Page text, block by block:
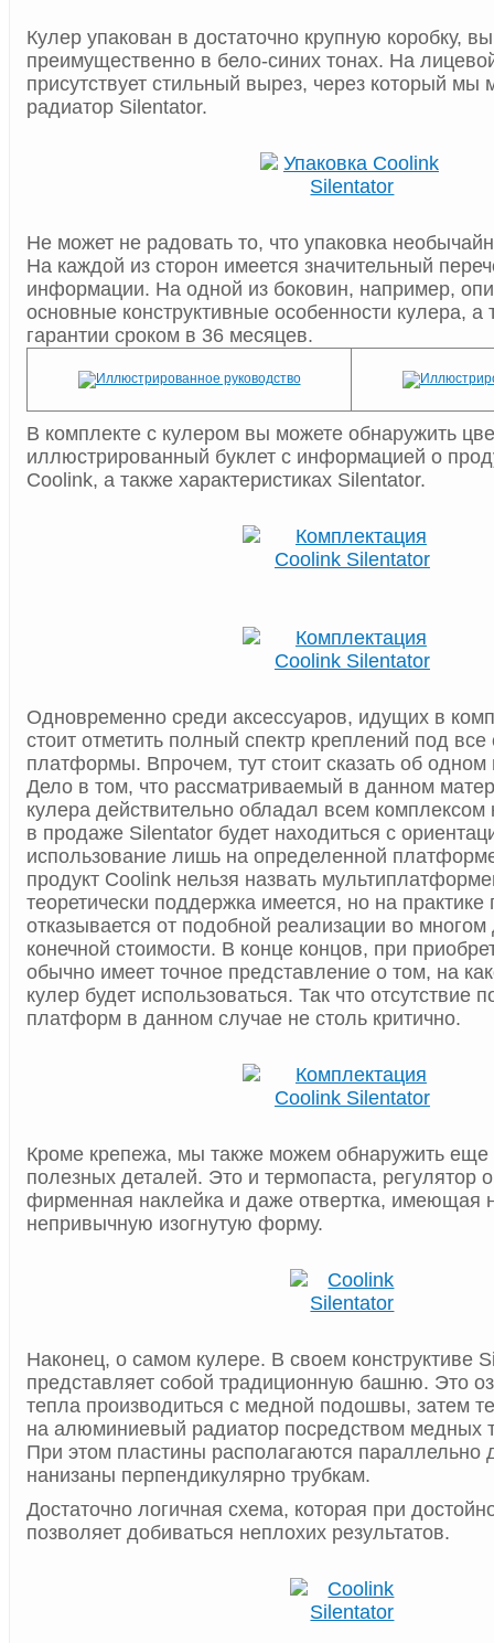
Кулер упакован в достаточно крупную коробку,
преимущественно в бело-синих тонах. На
присутствует стильный вырез, через который мы
радиатор Silentator.
Не может не радовать то, что упаковка
На каждой из сторон имеется значительный
информации. На одной из боковин, например,
основные конструктивные особенности кулера, а
гарантии сроком в 36 месяцев.
В комплекте с кулером вы можете обнаружить
иллюстрированный буклет с информацией о
Coolink, а также характеристиках Silentator.
Одновременно среди аксессуаров, идущих в
стоит отметить полный спектр креплений под
платформы. Впрочем, тут стоит сказать об
Дело в том, что рассматриваемый в данном
кулера действительно обладал всем комплексом
в продаже Silentator будет находиться с
использование лишь на определенной
продукт Coolink нельзя назвать
теоретически поддержка имеется, но на практике
отказывается от подобной реализации во
конечной стоимости. В конце концов, при
обычно имеет точное представление о том, на
кулер будет использоваться. Так что отсутствие
платформ в данном случае не столь критично.
Кроме крепежа, мы также можем обнаружить еще
полезных деталей. Это и термопаста, регулятор
фирменная наклейка и даже отвертка, имеющая
непривычную изогнутую форму.
Наконец, о самом кулере. В своем конструктиве
представляет собой традиционную башню. Это
тепла производиться с медной подошвы, затем
на алюминиевый радиатор посредством медных
При этом пластины располагаются параллельно
нанизаны перпендикулярно трубкам.
Достаточно логичная схема, которая при
позволяет добиваться неплохих результатов.